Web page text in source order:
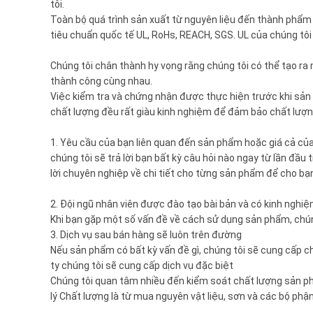
tôi.
Toàn bộ quá trình sản xuất từ ​​nguyên liệu đến thành
tiêu chuẩn quốc tế UL, RoHs, REACH, SGS. UL của
Chúng tôi chân thành hy vọng rằng chúng tôi có thể tạo
thành công cùng nhau.
Việc kiểm tra và chứng nhận được thực hiện trước khi
chất lượng đều rất giàu kinh nghiệm để đảm bảo chất
1. Yêu cầu của bạn liên quan đến sản phẩm hoặc giá cả
chúng tôi sẽ trả lời bạn bất kỳ câu hỏi nào ngay từ lần
lời chuyên nghiệp về chi tiết cho từng sản phẩm để cho
2. Đội ngũ nhân viên được đào tạo bài bản và có kinh
Khi bạn gặp một số vấn đề về cách sử dụng sản phẩm,
3. Dịch vụ sau bán hàng sẽ luôn trên đường
Nếu sản phẩm có bất kỳ vấn đề gì, chúng tôi sẽ cung cấp
ty chúng tôi sẽ cung cấp dịch vụ đặc biệt
Chúng tôi quan tâm nhiều đến kiểm soát chất lượng sản
lý Chất lượng là từ mua nguyên vật liệu, sơn và các bộ